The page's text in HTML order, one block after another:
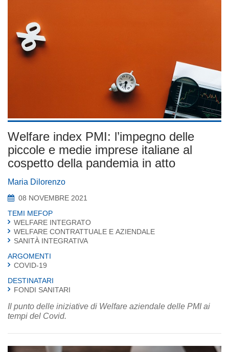
Welfare index PMI: l’impegno delle
piccole e medie imprese italiane al
cospetto della pandemia in atto
Maria Dilorenzo
08 NOVEMBRE 2021
TEMI MEFOP
WELFARE INTEGRATO
WELFARE CONTRATTUALE E AZIENDALE
SANITÀ INTEGRATIVA
ARGOMENTI
COVID-19
DESTINATARI
FONDI SANITARI
Il punto delle iniziative di Welfare aziendale delle PMI ai
tempi del Covid.